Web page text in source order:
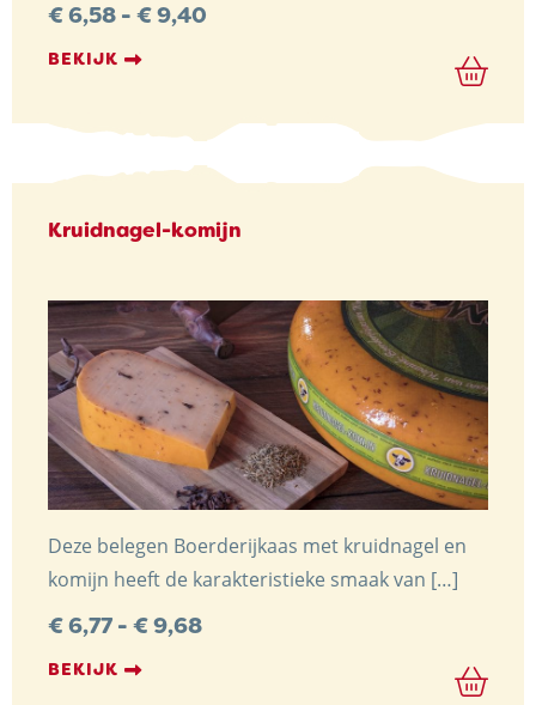
€6,58 - €9,40
BEKIJK
Kruidnagel-komijn
Deze belegen Boerderijkaas met kruidnagel en
komijn heeft de karakteristieke smaak van […]
€6,77 - €9,68Prijsklasse:
BEKIJK